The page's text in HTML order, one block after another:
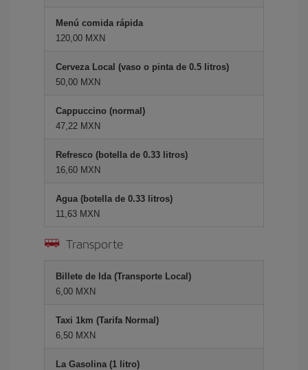
Menú comida rápida
120,00 MXN
Cerveza Local (vaso o pinta de 0.5 litros)
50,00 MXN
Cappuccino (normal)
47,22 MXN
Refresco (botella de 0.33 litros)
16,60 MXN
Agua (botella de 0.33 litros)
11,63 MXN
Transporte
Billete de Ida (Transporte Local)
6,00 MXN
Taxi 1km (Tarifa Normal)
6,50 MXN
La Gasolina (1 litro)